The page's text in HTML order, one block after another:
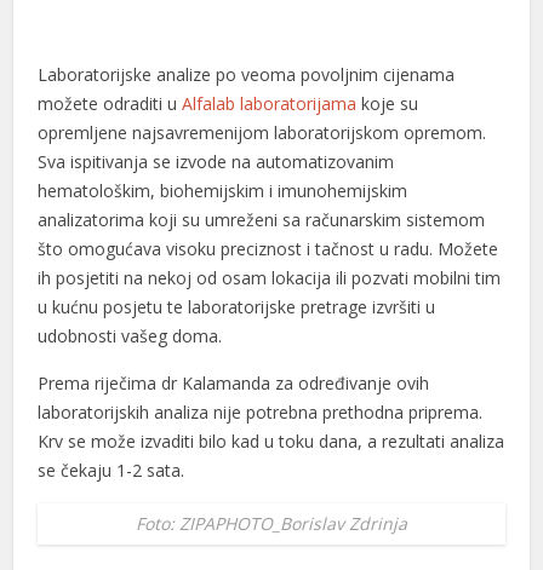
Laboratorijske analize po veoma povoljnim cijenama
možete odraditi uAlfalab laboratorijama koje su
opremljene najsavremenijom laboratorijskom opremom.
Sva ispitivanja se izvode na automatizovanim
hematološkim, biohemijskim i imunohemijskim
analizatorima koji su umreženi sa računarskim sistemom
što omogućava visoku preciznost i tačnost u radu. Možete
ih posjetiti na nekoj od osam lokacija ili pozvati mobilni tim
u kućnu posjetu te laboratorijske pretrage izvršiti u
udobnosti vašeg doma.
Prema riječima dr Kalamanda za određivanje ovih
laboratorijskih analiza nije potrebna prethodna priprema.
Krv se može izvaditi bilo kad u toku dana, a rezultati analiza
se čekaju 1-2 sata.
Foto: ZIPAPHOTO_Borislav Zdrinja